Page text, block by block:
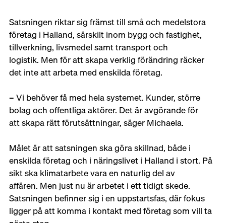
Satsningen riktar sig främst till små och medelstora
företag i Halland, särskilt inom bygg och fastighet,
tillverkning, livsmedel samt transport och
logistik. Men för att skapa verklig förändring räcker
det inte att arbeta med enskilda företag.
– Vi behöver få med hela systemet. Kunder, större
bolag och offentliga aktörer. Det är avgörande för
att skapa rätt förutsättningar, säger Michaela.
Målet är att satsningen ska göra skillnad, både i
enskilda företag och i näringslivet i Halland i stort. På
sikt ska klimatarbete vara en naturlig del av
affären. Men just nu är arbetet i ett tidigt skede.
Satsningen befinner sig i en uppstartsfas, där fokus
ligger på att komma i kontakt med företag som vill ta